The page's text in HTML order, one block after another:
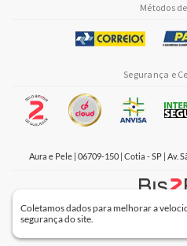
Coletamos dados para melhorar a
segurança do site.
Métodos
Segurança e
Aura e Pele | 06709-150 | Cotia - SP | Av.
Crie sua loja virtualcom a melhor